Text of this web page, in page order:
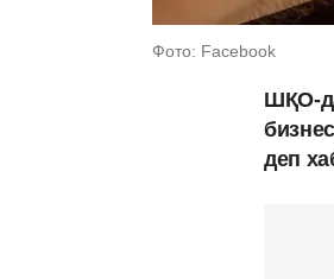
Фото: Facebook
ШҚО-
деп